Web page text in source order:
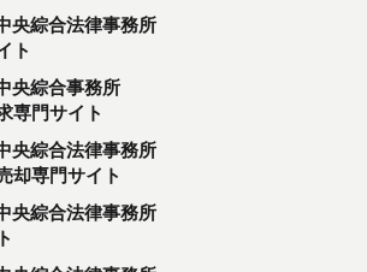
央綜合法律事務所
ト
央綜合事務所
専門サイト
央綜合法律事務所
却専門サイト
央綜合法律事務所